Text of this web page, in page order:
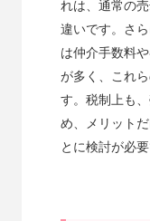
れは、通常の
違いです。さ
は仲介手数料
が多く、これ
す。税制上も
め、メリット
とに検討が必要